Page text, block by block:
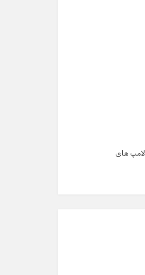
لامپ های